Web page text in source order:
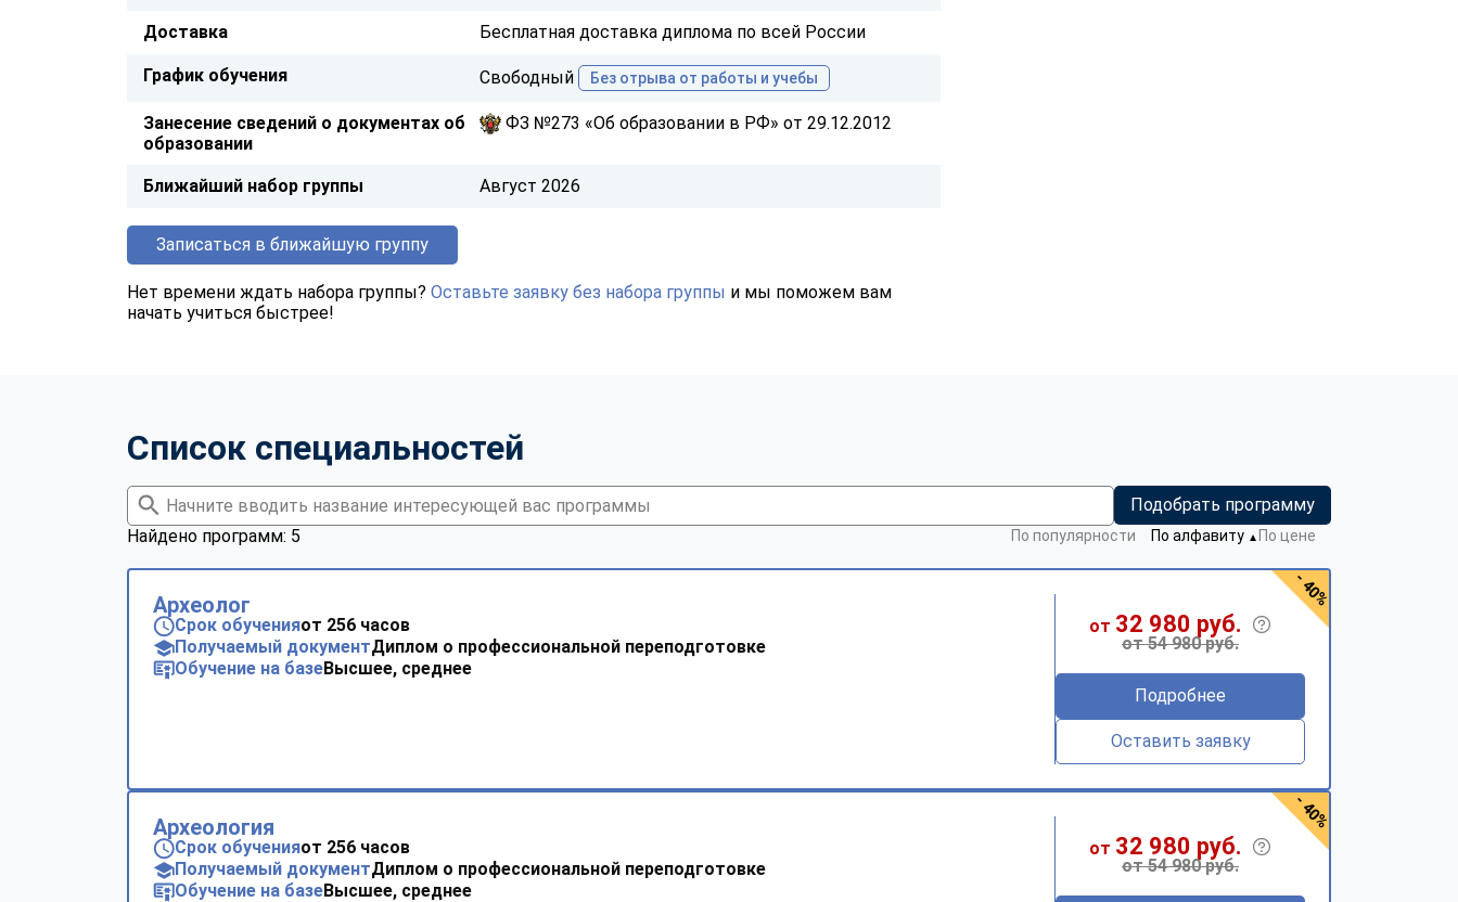
Доставка Бесплатная доставка диплома по всей России
График обучения Свободный Без отрыва от работы и учебы
Занесение сведений о документах об
образовании
ФЗ №273 «Об образовании в РФ» от 29.12.2012
Ближайший набор группы Август 2026
Записаться в ближайшую группу
Нет времени ждать набора группы? Оставьте заявку без набора группы и мы поможем вам
начать учиться быстрее!
Список специальностей
Подобрать программу
Найдено программ: 5
По популярности По алфавиту ▼ По цене
Археолог
Срок обученияот 256 часов
Получаемый документДиплом о профессиональной переподготовке
Обучение на базеВысшее, среднее
от 32 980 руб.
от 54 980 руб.
Подробнее
Оставить заявку
- 40%
Археология
Срок обученияот 256 часов
Получаемый документДиплом о профессиональной переподготовке
Обучение на базеВысшее, среднее
от 32 980 руб.
от 54 980 руб.
- 40%